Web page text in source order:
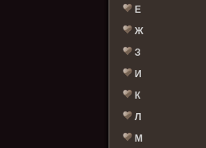
Е
Ж
З
И
К
Л
М